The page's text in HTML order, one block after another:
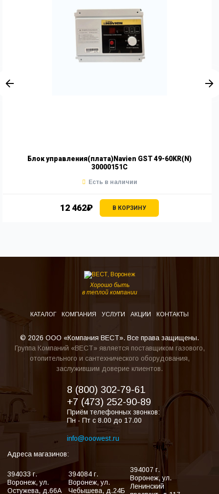
Блок управления(плата)Navien GST 49-60KR(N)
30000151C
12 462₽ В КОРЗИНУ
Есть в наличии
Хорошо быть
в теплой компании
КАТАЛОГ КОМПАНИЯ УСЛУГИ АКЦИИ КОНТАКТЫ
© 2026 ООО «Компания ВЕСТ». Все права защищены.
Группа Компаний «ВЕСТ» является поставщиком газового,
отопительного и сантехнического оборудования,
заслужившим доверие клиентов.
8 (800) 302-79-61
+7 (473) 252-90-89
Приём телефонных звонков:
Пн - Пт с 8.00 до 17.00
info@ooowest.ru
Адреса магазинов:
394033 г.
Воронеж,ул.
Остужева, д.66А
394084 г.
Воронеж,ул.
Чебышева, д.24Б
394007 г.
Воронеж,ул.
Ленинский